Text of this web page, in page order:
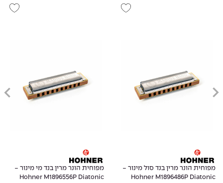
מפוחית הונר מרין בנד סול מינור -
Hohner M1896486P Diatonic
מפוחית הונר מרין בנד מי מינור -
Hohner M1896556P Diatonic